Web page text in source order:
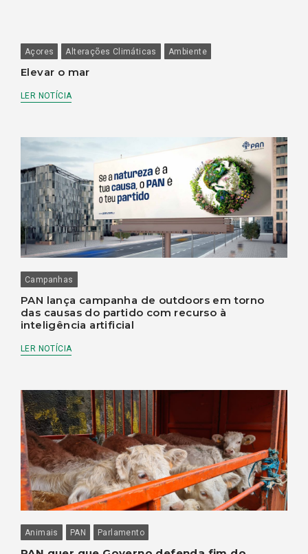
Açores Alterações Climáticas Ambiente
Elevar o mar
LER NOTÍCIA
Campanhas
PAN lança campanha de outdoors em torno
das causas do partido com recurso à
inteligência artificial
LER NOTÍCIA
Animais PAN Parlamento